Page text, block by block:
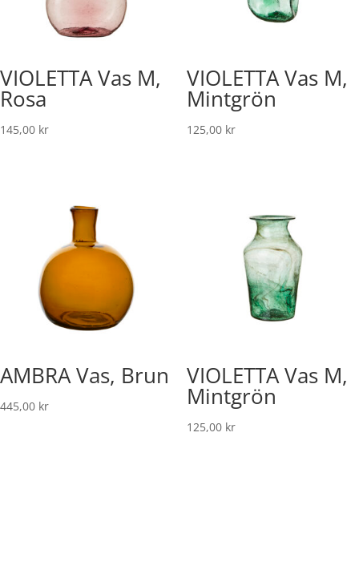
VIOLETTA Vas M,
Rosa
145,00 kr
VIOLETTA Vas M,
Mintgrön
125,00 kr
AMBRA Vas, Brun
445,00 kr
VIOLETTA Vas M,
Mintgrön
125,00 kr